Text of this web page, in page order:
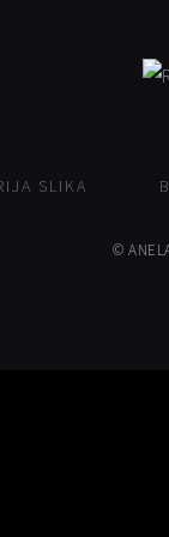
SLIKA
©